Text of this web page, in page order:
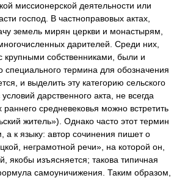
миссионерской деятельности или
господ. В частноправовых актах,
земель мирян церкви и монастырям,
дарителей. Среди них,
крупными собственниками, были и
специального термина для обозначения
и выделить эту категорию сельского
дарственного акта, не всегда
раннего средневековья можно встретить
житель»). Однако часто этот термин
а к языку: автор сочинения пишет о
неграмотной речи», на которой он,
якобы изъясняется; такова типичная
самоуничижения. Таким образом,